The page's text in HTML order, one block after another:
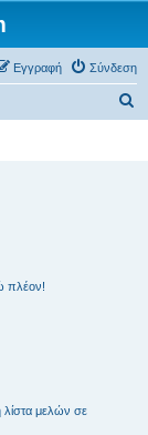
Σύνδεση
Εγγραφή
πλέον!
μελών σε